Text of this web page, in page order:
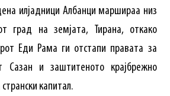
илјадници Албанци маршираа низ
град на земјата, Тирана, откако
Еди Рама ги отстапи правата за
Сазан и заштитеното крајбрежно
капитал.